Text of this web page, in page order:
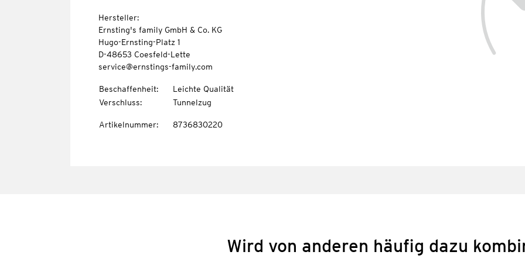
Hersteller:
Ernsting's family GmbH & Co. KG
Hugo-Ernsting-Platz 1
D-48653 Coesfeld-Lette
service@ernstings-family.com
Beschaffenheit:
Leichte Qualität
Verschluss: Tunnelzug
Artikelnummer: 8736830220
Wird von anderen häufig dazu